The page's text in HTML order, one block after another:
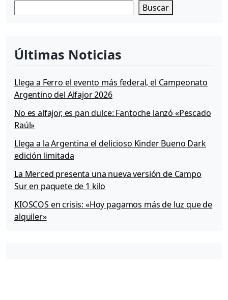
Buscar
Últimas Noticias
Llega a Ferro el evento más federal, el Campeonato
Argentino del Alfajor 2026
No es alfajor, es pan dulce: Fantoche lanzó «Pescado
Raúl»
Llega a la Argentina el delicioso Kinder Bueno Dark
edición limitada
La Merced presenta una nueva versión de Campo
Sur en paquete de 1 kilo
KIOSCOS en crisis: «Hoy pagamos más de luz que de
alquiler»